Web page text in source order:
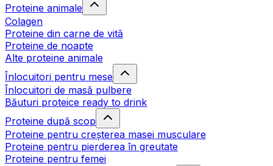
Proteine animale
Colagen
Proteine din carne de vită
Proteine de noapte
Alte proteine animale
Înlocuitori pentru mese
Înlocuitori de masă pulbere
Băuturi proteice ready to drink
Proteine după scop
Proteine pentru creșterea masei musculare
Proteine pentru pierderea în greutate
Proteine pentru femei